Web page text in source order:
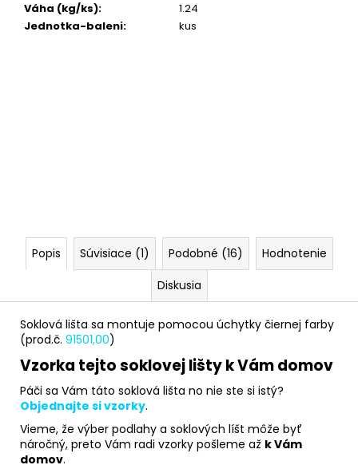
Váha (kg/ks):
1.24
Jednotka-baleni: kus
Popis Súvisiace (1) Podobné (16)
Hodnotenie
Diskusia
Soklová lišta sa montuje pomocou úchytky čiernej farby
(prod.č. 91501,00)
Vzorka tejto soklovej lišty k Vám domov
Páči sa Vám táto soklová lišta no nie ste si istý?
Objednajte si vzorky.
Vieme, že výber podlahy a soklových líšt môže byť
náročný, preto Vám radi vzorky pošleme až k Vám
domov.